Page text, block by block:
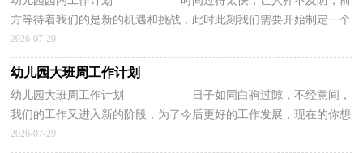
方等待着我们的是新的机遇和挑战，此时此刻我们需要开始制定一个
计划。计划到底怎么拟定才合适呢？以下是...
2026-07-29
幼儿园大班周工作计划
幼儿园大班周工作计划 日子如同白驹过隙，不经意间，
我们的工作又进入新的阶段，为了今后更好的工作发展，现在的你想
必不是在做计划，就是在准备做计划吧。相信...
2026-07-29